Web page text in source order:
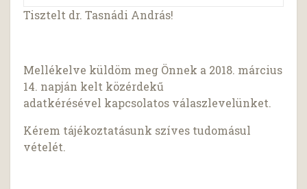
Tisztelt dr. Tasnádi András!
Mellékelve küldöm meg Önnek a 2018. március
14. napján kelt közérdekű
adatkérésével kapcsolatos válaszlevelünket.
Kérem tájékoztatásunk szíves tudomásul
vételét.